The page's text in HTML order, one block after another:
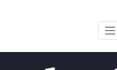
ClickerAcademie